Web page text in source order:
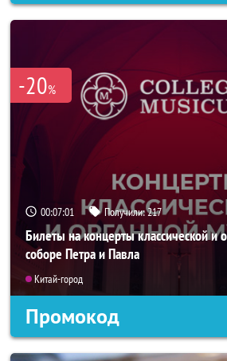
-20%
00:06:58 Получили:217
Билеты на концерты классической и
соборе Петра и Павла
Китай-город
Промокод